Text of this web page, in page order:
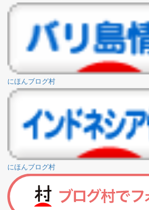
にほんブログ村
にほんブログ村